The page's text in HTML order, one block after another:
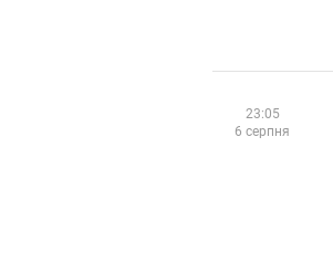
23:05
6 серпня